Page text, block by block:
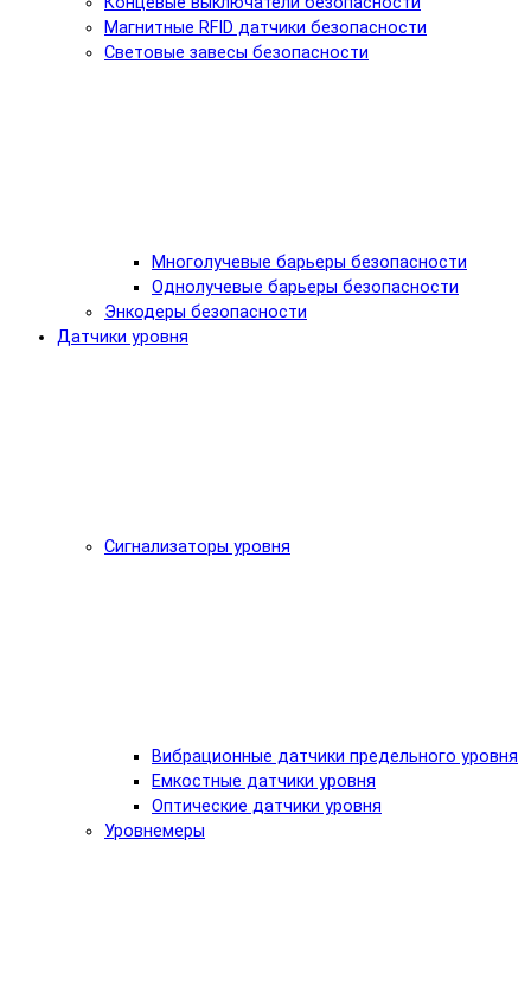
Магнитные RFID датчики безопасности
Световые завесы безопасности
Многолучевые барьеры безопасности
Однолучевые барьеры безопасности
Энкодеры безопасности
Датчики уровня
Сигнализаторы уровня
Вибрационные датчики предельного уровня
Емкостные датчики уровня
Оптические датчики уровня
Уровнемеры